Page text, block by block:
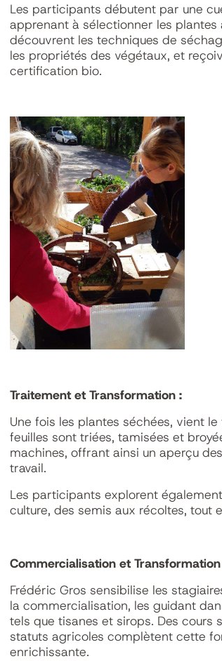
Les participants débutent par une
apprenant à sélectionner les plantes
découvrent les techniques de
les propriétés des végétaux, et
certification bio.
Traitement et Transformation :
Une fois les plantes séchées, vient
feuilles sont triées, tamisées et
machines, offrant ainsi un aperçu
travail.
Les participants explorent
culture, des semis aux récoltes, tout
Commercialisation et
Frédéric Gros sensibilise les
la commercialisation, les guidant
tels que tisanes et sirops. Des cours
statuts agricoles complètent cette
enrichissante.